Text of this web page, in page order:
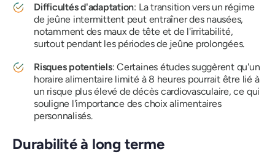
Difficultés d'adaptation: La transition vers un régime
de jeûne intermittent peut entraîner des nausées,
notamment des maux de tête et de l'irritabilité,
surtout pendant les périodes de jeûne prolongées.
Risques potentiels: Certaines études suggèrent qu'un
horaire alimentaire limité à 8 heures pourrait être lié à
un risque plus élevé de décès cardiovasculaire, ce qui
souligne l'importance des choix alimentaires
personnalisés.
Durabilité à long terme